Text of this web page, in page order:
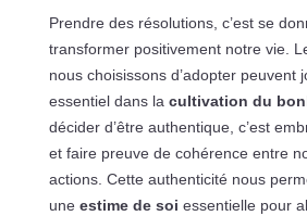
Prendre des résolutions, c’est se
transformer positivement notre vie.
nous choisissons d’adopter peuvent
essentiel dans la cultivation du
décider d’être authentique, c’est
et faire preuve de cohérence entre
actions. Cette authenticité nous
une estime de soi essentielle pour